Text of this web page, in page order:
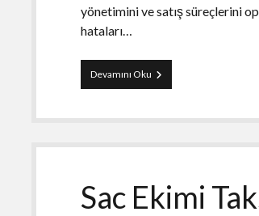
yönetimini ve satış süreçlerini
hataları…
Devamını Oku Barkod
Etiket
Nasil
Sac Ekimi